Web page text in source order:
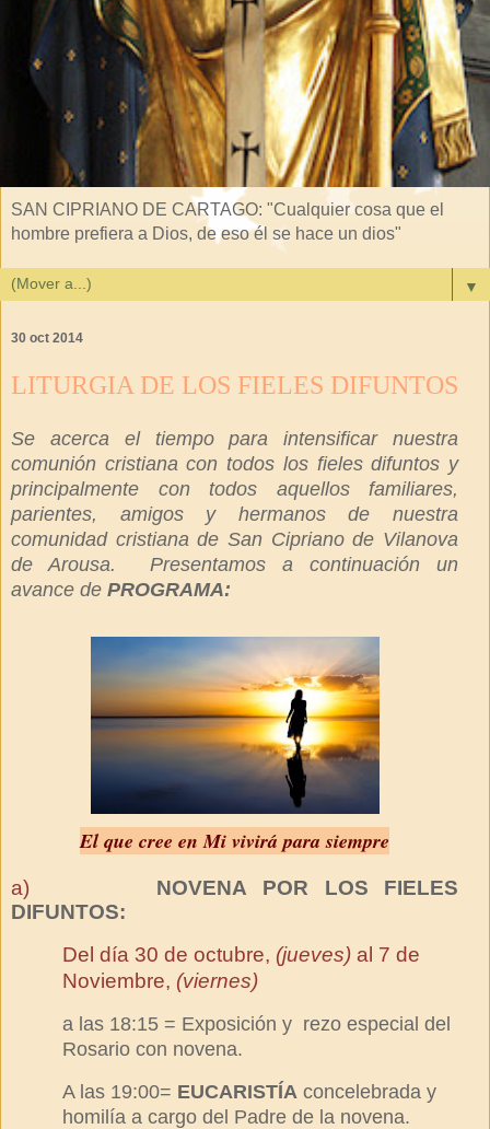
SAN CIPRIANO DE CARTAGO: "Cualquier cosa que el
hombre prefiera a Dios, de eso él se hace un dios"
▼
30 oct 2014
LITURGIA DE LOS FIELES DIFUNTOS
Se acerca el tiempo para intensificar nuestra
comunión cristiana con todos los fieles difuntos y
principalmente con todos aquellos familiares,
parientes, amigos y hermanos de nuestra
comunidad cristiana de San Cipriano de Vilanova
de Arousa. Presentamos a continuación un
avance de PROGRAMA:
El que cree en Mi vivirá para siempre
a)
NOVENA POR LOS FIELES
DIFUNTOS:
Del día 30 de octubre, (jueves) al 7 de
Noviembre, (viernes)
a las 18:15 = Exposición y rezo especial del
Rosario con novena.
A las 19:00= EUCARISTÍA concelebrada y
homilía a cargo del Padre de la novena.